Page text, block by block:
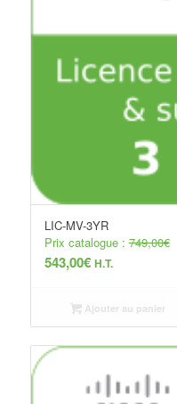
LIC-MV-3YR
Prix catalogue :749,00€
543,00€ H.T.
Ajouter au panier